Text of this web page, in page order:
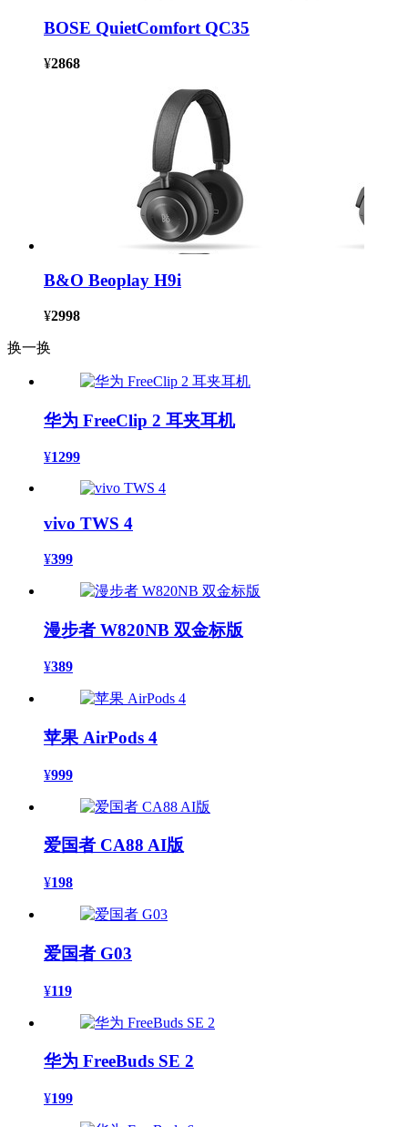
BOSE QuietComfort QC35
¥2868
B&O Beoplay H9i
¥2998
换一换
华为 FreeClip 2 耳夹耳机
¥1299
vivo TWS 4
¥399
漫步者 W820NB 双金标版
¥389
苹果 AirPods 4
¥999
爱国者 CA88 AI版
¥198
爱国者 G03
¥119
华为 FreeBuds SE 2
¥199